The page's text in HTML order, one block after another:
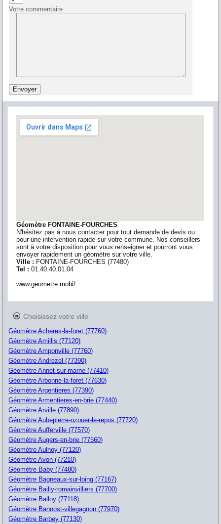
Votre commentaire
Géomètre FONTAINE-FOURCHES
N'hésitez pas à nous contacter pour tout demande de devis ou
pour une intervention rapide sur votre commune. Nos conseillers
sont à votre disposition pour vous renseigner et pourront vous
envoyer rapidement un géomètre sur votre ville.
Ville : FONTAINE-FOURCHES (77480)
Tel :01.40.40.01.04
www.geometre.mobi/
Choisissez votre ville
Géomètre Acheres-la-foret (77760)
Géomètre Amillis (77120)
Géomètre Amponville (77760)
Géomètre Andrezel (77390)
Géomètre Annet-sur-marne (77410)
Géomètre Arbonne-la-foret (77630)
Géomètre Argentieres (77390)
Géomètre Armentieres-en-brie (77440)
Géomètre Arville (77890)
Géomètre Aubepierre-ozouer-le-repos (77720)
Géomètre Aufferville (77570)
Géomètre Augers-en-brie (77560)
Géomètre Aulnoy (77120)
Géomètre Avon (77210)
Géomètre Baby (77480)
Géomètre Bagneaux-sur-loing (77167)
Géomètre Bailly-romainvilliers (77700)
Géomètre Balloy (77118)
Géomètre Bannost-villegagnon (77970)
Géomètre Barbey (77130)